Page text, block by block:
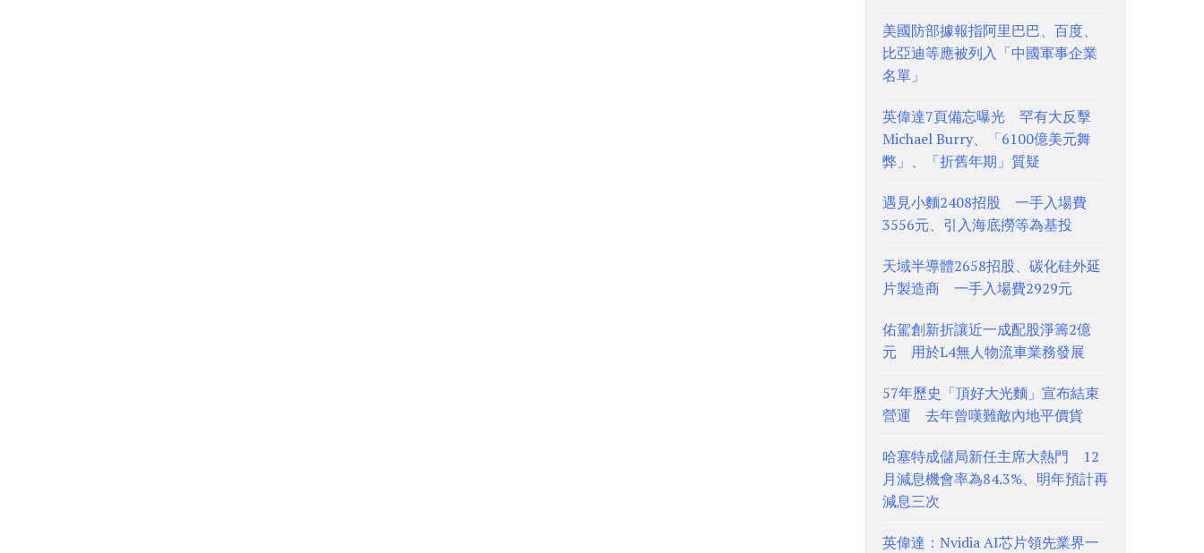
美國防部據報指阿里巴巴、百度、
比亞迪等應被列入「中國軍事企業
名單」
英偉達7頁備忘曝光 罕有大反擊
Michael Burry、「6100億美元舞
弊」、「折舊年期」質疑
遇見小麵2408招股 一手入場費
3556元、引入海底撈等為基投
天域半導體2658招股、碳化硅外延
片製造商 一手入場費2929元
佑駕創新折讓近一成配股淨籌2億
元 用於L4無人物流車業務發展
57年歷史「頂好大光麵」宣布結束
營運 去年曾嘆難敵內地平價貨
哈塞特成儲局新任主席大熱門 12
月減息機會率為84.3%、明年預計再
減息三次
英偉達：Nvidia AI芯片領先業界一